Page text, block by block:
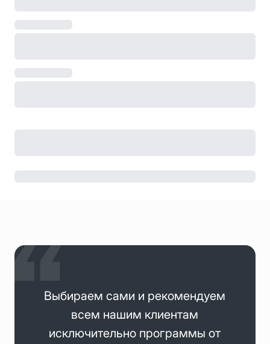
Выбираем сами и рекомендуем
всем нашим клиентам
исключительно программы от